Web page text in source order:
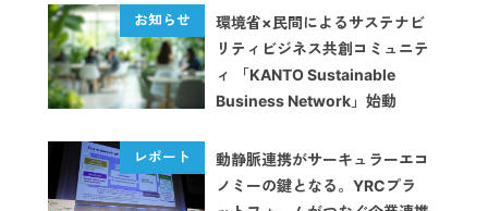
環境省×民間によるサステナビ
リティビジネス共創コミュニテ
ィ 「KANTO Sustainable
Business Network」始動
動静脈連携がサーキュラーエコ
ノミーの鍵となる。YRCプラ